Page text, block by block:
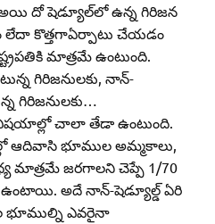
దో షెడ్యూల్‌లో ఉన్న గిరిజన
లేదా కొత్తగాఏర్పాటు చేయడం
మాత్రమే ఉంటుంది.
గిరిజనులకు, నాన్‌-
గిరిజనులకు…
విషయాల్లో చాలా తేడా ఉంటుంది.
ఆదివాసి భూముల అమ్మకాలు,
మాత్రమే జరగాలని చెప్పే 1/70
అదే నాన్‌-షెడ్యూల్డ్‌ ఏరి
ఎవరైనా